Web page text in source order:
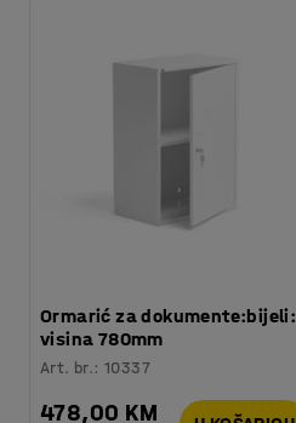
Ormarić za dokumente:bijeli:
visina 780mm
Art. br.:10337
478,00 KM